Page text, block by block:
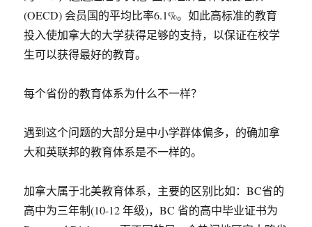
(OECD) 会员国的平均比率6.1%。如此高标准的教育
投入使加拿大的大学获得足够的支持，以保证在校学
生可以获得最好的教育。
每个省份的教育体系为什么不一样？
遇到这个问题的大部分是中小学群体偏多，的确加拿
大和英联邦的教育体系是不一样的。
加拿大属于北美教育体系，主要的区别比如：BC省的
高中为三年制(10-12 年级)，BC 省的高中毕业证书为